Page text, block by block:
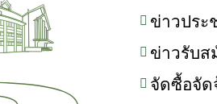
ข่าวประ
ข่าวรับส
จัดซื้อจัด